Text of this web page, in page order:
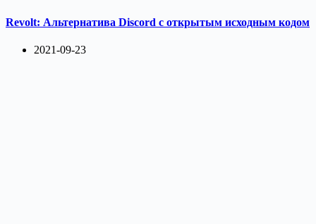
Revolt: Альтернатива Discord с открытым исходным кодом
2021-09-23